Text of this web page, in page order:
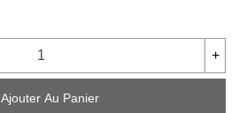
+
Ajouter Au Panier